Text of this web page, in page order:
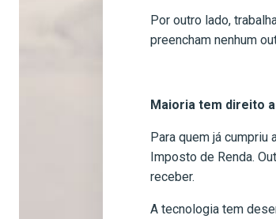
Por outro lado,
preencham nenhum
Maioria tem direito
Para quem já cumpriu
Imposto de Renda.
receber.
A tecnologia tem